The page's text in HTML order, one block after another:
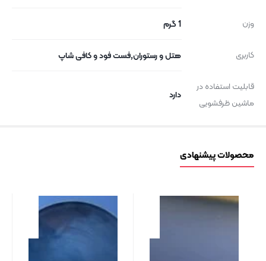
وزن 1 گرم
کاربری هتل و رستوران,فست فود و کافی شاپ
قابلیت استفاده در
ماشین ظرفشویی
دارد
محصولات پیشنهادی